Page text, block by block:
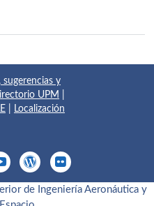
sugerencias y
UPM
Localización
de Ingeniería Aeronáutica y